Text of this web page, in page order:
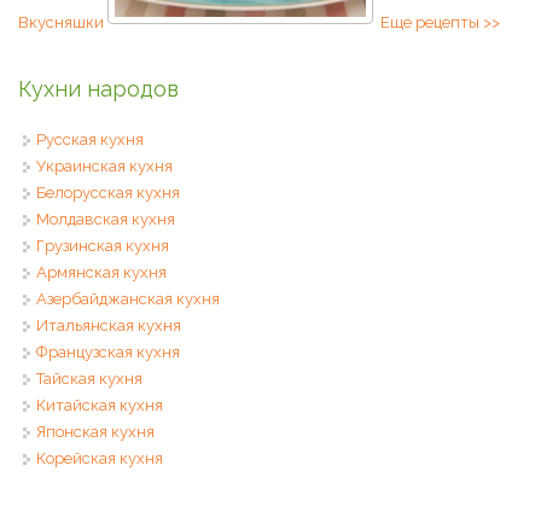
Вкусняшки Еще рецепты >>
Кухни народов
Русская кухня
Украинская кухня
Белорусская кухня
Молдавская кухня
Грузинская кухня
Армянская кухня
Азербайджанская кухня
Итальянская кухня
Французская кухня
Тайская кухня
Китайская кухня
Японская кухня
Корейская кухня